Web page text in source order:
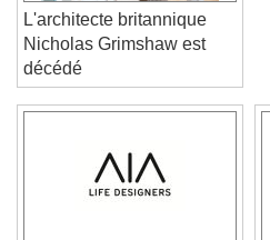
Video Player is loading.
Play Video
L'architecte britannique
Nicholas Grimshaw est
décédé